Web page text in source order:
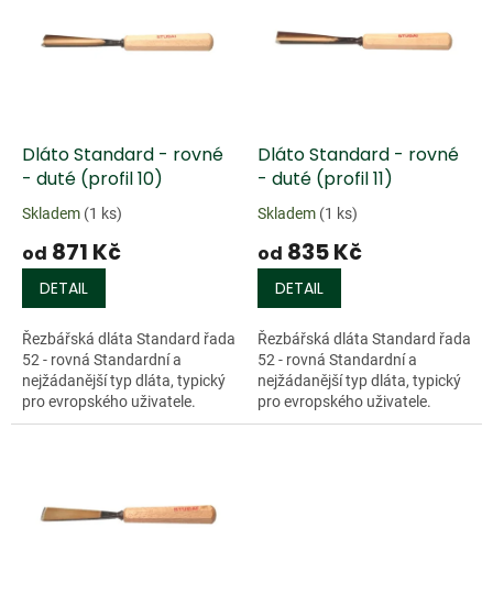
dDláto Standard - rovné
- duté (profil 10)
Skladem (1 ks)
od 871 Kč
DETAIL
Řezbářská dláta Standard řada
52 - rovná Standardní a
nejžádanější typ dláta, typický
pro evropského uživatele.
Charakterizují jej dvě
Dláto Standard - rovné
- duté (profil 11)
Skladem (1 ks)
od 835 Kč
DETAIL
Řezbářská dláta Standard řada
52 - rovná Standardní a
nejžádanější typ dláta, typický
pro evropského uživatele.
Charakterizují jej dvě